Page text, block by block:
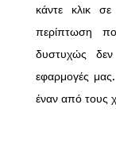
κάντε κλικ
περίπτωση
δυστυχώς δεν
εφαρμογές
έναν από τους